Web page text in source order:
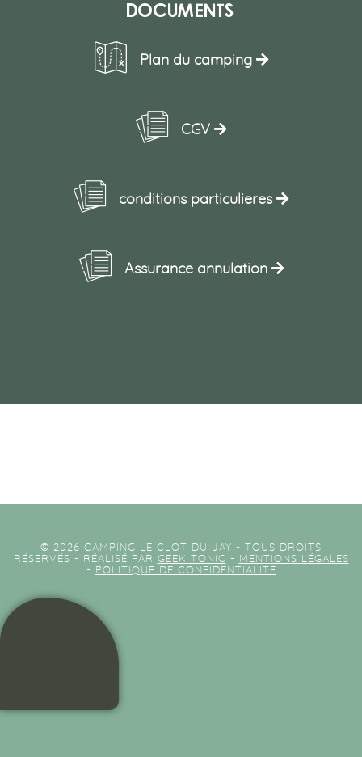
Documents
Plan du camping
CGV
conditions particulieres
Assurance annulation
© 2026 CAMPING LE CLOT DU JAY - TOUS DROITS
RÉSERVÉS - RÉALISÉ PAR GEEK TONIC -
MENTIONS LÉGALES
-
POLITIQUE DE CONFIDENTIALITÉ